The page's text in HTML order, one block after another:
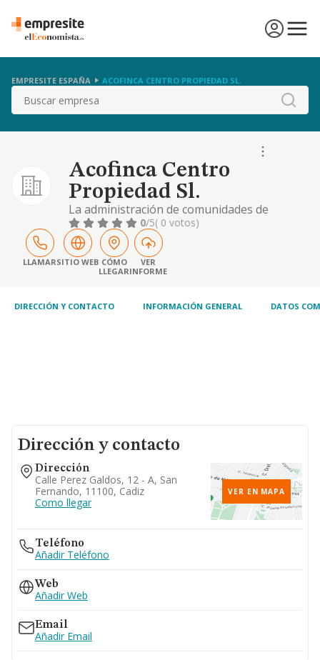
EMPRESITE ESPAÑA ACOFINCA CENTRO PROPIEDAD SL.
Buscar
Acofinca Centro
Propiedad Sl.
La administración de comunidades de
propietarios y de fincas urbanas y rusticas.
la compra, venta, construcción, explotación y
arrendamientos de todo tipo de fincas
rusticas y urbanas
0/5( 0 votos)
LLAMARSITIO WEB CÓMO
LLEGAR
VER
INFORME
DIRECCIÓN Y CONTACTO INFORMACIÓN GENERAL DATOS
Dirección y contacto
Dirección
Calle Perez Galdos, 12 - A, San
Fernando, 11100, Cadiz
Como llegar
VER EN MAPA
Teléfono
Añadir Teléfono
Web
Añadir Web
Email
Añadir Email